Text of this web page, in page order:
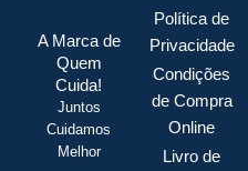
A Marca de
Quem
Cuida!
Juntos
Cuidamos
Melhor
Política de
Privacidade
Condições
de Compra
Online
Livro de